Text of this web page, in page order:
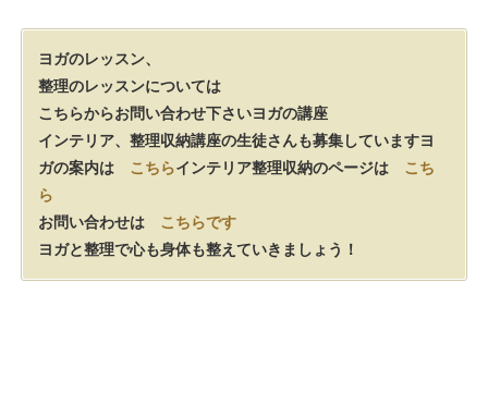
ヨガのレッスン、
整理のレッスンについては
こちらからお問い合わせ下さいヨガの講座
インテリア、整理収納講座の生徒さんも募集していますヨ
ガの案内は こちらインテリア整理収納のページは こち
ら
お問い合わせは こちらです
ヨガと整理で心も身体も整えていきましょう！